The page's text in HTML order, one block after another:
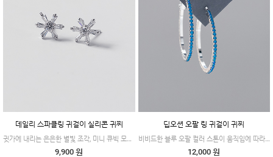
데일리 스파클링 귀걸이 실리콘 귀찌
귓가에 내리는 은은한 별빛 조각, 미니 큐빅 모티브 귀걸이 & 실리콘 귀찌
9,900 원
딥오션 오팔 링 귀걸이 귀찌
비비드한 블루 오팔 컬러 스톤이 움직임에 따라 오묘하고 화사한 존재감을 발휘하는 링 귀걸이 귀찌입니다.
12,000 원